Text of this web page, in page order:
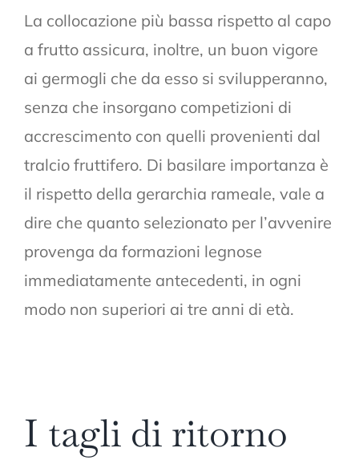
La collocazione più bassa rispetto al capo
a frutto assicura, inoltre, un buon vigore
ai germogli che da esso si svilupperanno,
senza che insorgano competizioni di
accrescimento con quelli provenienti dal
tralcio fruttifero. Di basilare importanza è
il rispetto della gerarchia rameale, vale a
dire che quanto selezionato per l’avvenire
provenga da formazioni legnose
immediatamente antecedenti, in ogni
modo non superiori ai tre anni di età.
I tagli di ritorno